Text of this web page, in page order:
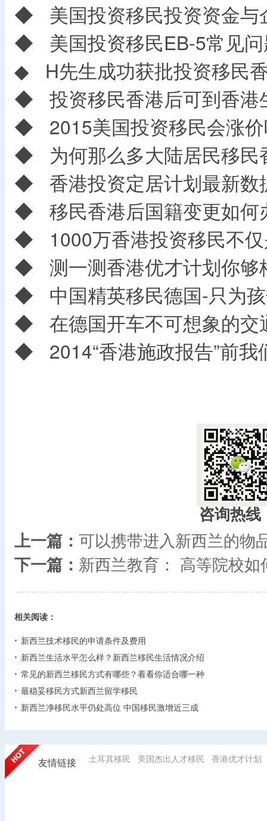
◆ 美国投资移民投资资金与
◆ 美国投资移民EB-5常见
◆ H先生成功获批投资移民
◆ 投资移民香港后可到香港
◆ 2015美国投资移民会涨
◆ 为何那么多大陆居民移民
◆ 香港投资定居计划最新数
◆ 移民香港后国籍变更如何
◆ 1000万香港投资移民不
◆ 测一测香港优才计划你够
◆ 中国精英移民德国-只为
◆ 在德国开车不可想象的交
◆ 2014“香港施政报告”前
咨询热线
上一篇： 可以携带进入新西兰的物
下一篇： 新西兰教育： 高等院校如
相关阅读：
新西兰技术移民的申请条件及费用
新西兰生活水平怎么样？新西兰移民生活情况介绍
常见的新西兰移民方式有哪些？看看你适合哪一种
最稳妥移民方式新西兰留学移民
新西兰净移民水平仍处高位 中国移民激增近三成
友情链接 土耳其移民 美国杰出人才移民 香港优才计划